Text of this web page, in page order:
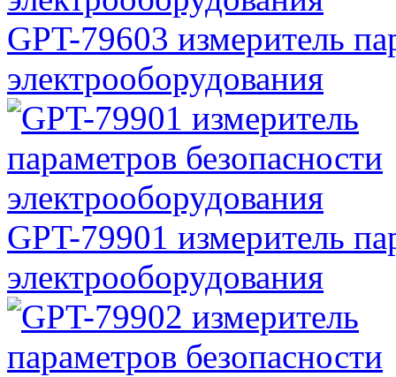
GPT-79603 измеритель
электрооборудования
GPT-79901 измеритель
электрооборудования